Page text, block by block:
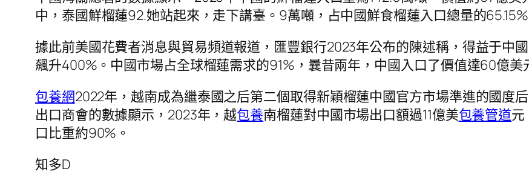
中，泰國鮮榴蓮92.她站起來，走下講臺。9萬噸，占中國鮮食榴蓮入口總量的65.15%
據此前美國花費者消息與貿易頻道報道，匯豐銀行2023年公布的陳述稱，得益于中
飆升400%。中國市場占全球榴蓮需求的91%，曩昔兩年，中國入口了價值達60億美
包養網2022年，越南成為繼泰國之后第二個取得新穎榴蓮中國官方市場準進的國度
出口商會的數據顯示，2023年，越包養南榴蓮對中國市場出口額過11億美包養管道元
口比重約90%。
知多D